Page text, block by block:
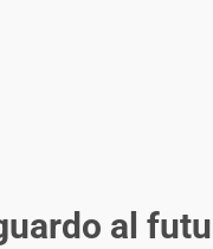
al